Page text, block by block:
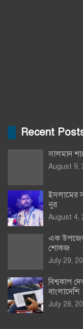
Recent
সালমান
August 9,
ইসলামের
নুর
August 4,
এক
শোকজ
July 29,
বিশ্বকাপ
বাংলাদেশি
July 28,